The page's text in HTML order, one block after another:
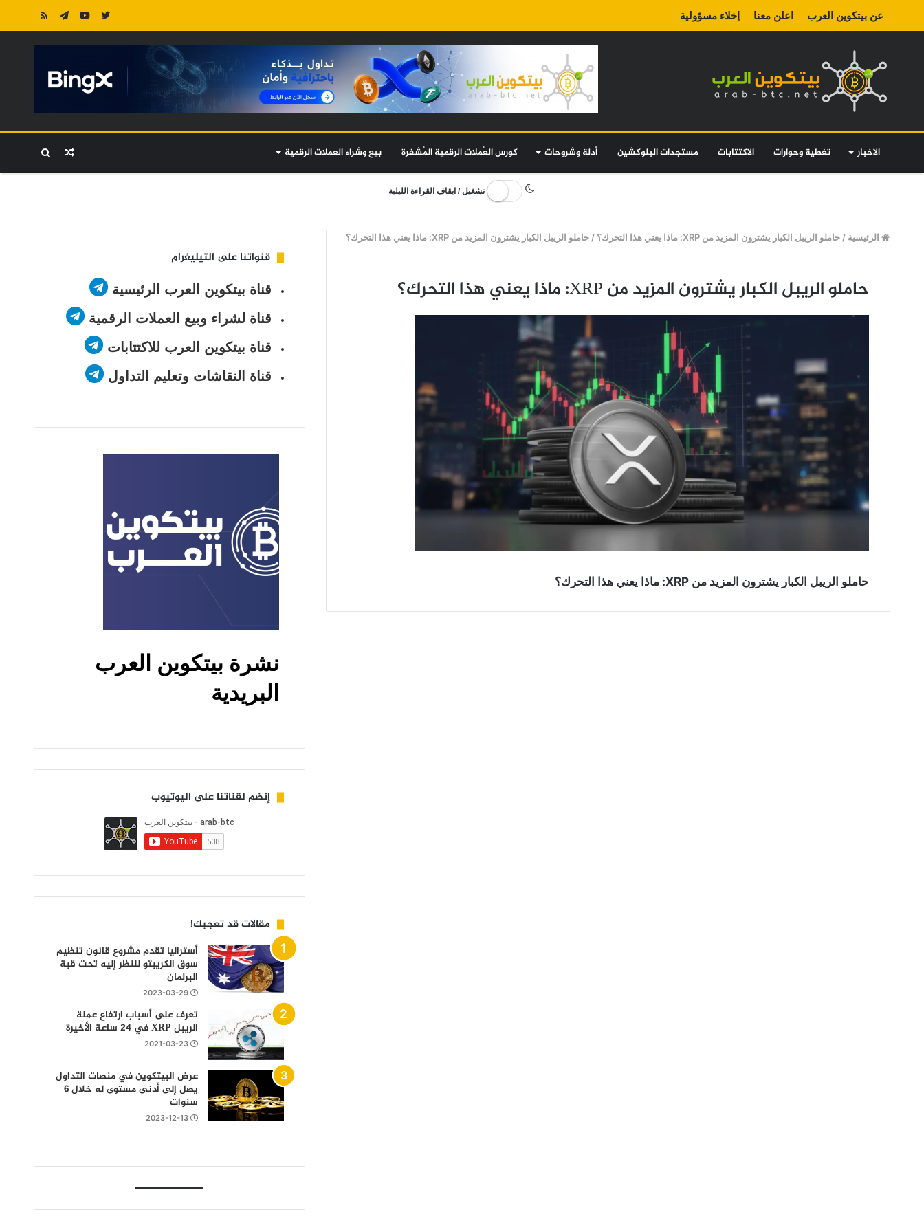
عن بيتكوين العرب اعلن معنا إخلاء مسؤولية
الاخبار تغطية وحوارات الاكتتابات مستجدات البلوكشين أدلة وشروحات كورس العُملات الرقمية المُشفرة بيع وشراء العملات الرقمية بحث مقال
تشغيل / ايقاف القراءة الليلية
الرئيسية / حاملو الريبل الكبار يشترون المزيد من XRP: ماذا يعني هذا التحرك؟ / حاملو الريبل الكبار يشترون المزيد من XRP: ماذا يعني هذا التحرك؟
حاملو الريبل الكبار يشترون المزيد من XRP: ماذا يعني هذا التحرك؟
حاملو الريبل الكبار يشترون المزيد من XRP: ماذا يعني هذا التحرك؟
قنواتنا على التيليغرام
قناة بيتكوين العرب الرئيسية
قناة لشراء وبيع العملات الرقمية
قناة بيتكوين العرب للاكتتابات
قناة النقاشات وتعليم التداول
إنضم لقناتنا على اليوتيوب
مقالات قد تعجبك!
أستراليا تقدم مشروع قانون تنظيم
سوق الكريبتو للنظر إليه تحت قبة
البرلمان
2023-03-29
تعرف على أسباب ارتفاع عملة
الريبل XRP في 24 ساعة الأخيرة
2021-03-23
عرض البيتكوين في منصات التداول
يصل إلى أدنى مستوى له خلال 6
سنوات
2023-12-13